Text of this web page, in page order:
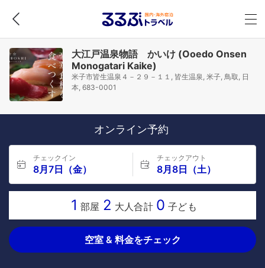
大江戸温泉物語 かいけ (Ooedo Onsen
Monogatari Kaike)
米子市皆生温泉４－２９－１１, 皆生温泉, 米子, 鳥取, 日
本, 683-0001
オンライン予約
チェックイン
8月7日（金）
チェックアウト
8月8日（土）
1 部屋 2 大人合計 0 子ども
空室 & 料金をチェック